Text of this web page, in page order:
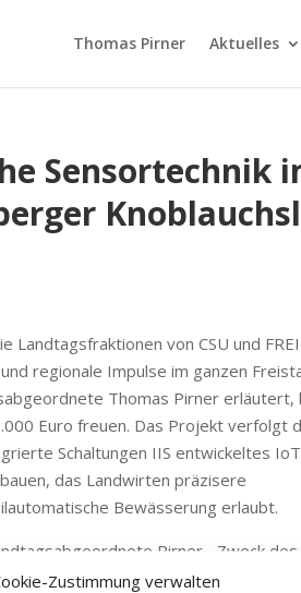
Zustimmung verwalten
Thomas Pirner Aktuelles
Sensortechnik
Landtagsfraktionen von CSU und
regionale Impulse im ganzen
Thomas Pirner erläutert,
Euro freuen. Das Projekt verfolgt
Schaltungen IIS entwickeltes
das Landwirten präzisere
Bewässerung erlaubt.
Pirner. „Zweck
Bewässerungssteuerung